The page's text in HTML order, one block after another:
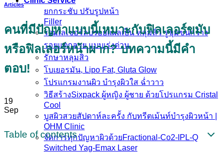
ยกกระชับ ปรับรูปหน้า
Filler
รวมเลเซอร์ลบรอยแผลเป็น หลุมสิว รูขุมขนกว้าง
รอยแตกลาย แบบเร่งด่วน
รักษาหลุมสิว
โบเยอรมัน, Lipo Fat, Gluta Glow
โปรแกรมงานผิว บำรุงผิวใส ฉ่ำวาว
วิธีสร้างSixpack ผู้หญิง ผู้ชาย ด้วยโปรแกรม Cristal
Cool
บูสผิวสวยสัปดาห์ละครั้ง กับทรีตเม้นท์บำรุงผิวหน้า |
OHM Clinic
จัดการทุกปัญหาผิวด้วยFractional-Co2-IPL-Q
Switched Yag-Emax Laser
Articles
คนที่มีปัญหาแบบนี้เหมาะกับฟิลเลอร์ขมับ
หรือฟิลเลอร์หน้าผาก? บทความนี้มีคำ
ตอบ!
19
Sep
Table of contents